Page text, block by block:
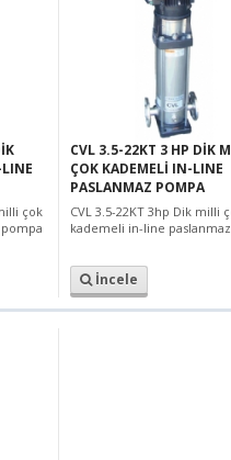
çok
CVL 3.5-22KT 3 HP DİK
ÇOK KADEMELİ IN-LINE
PASLANMAZ POMPA
CVL 3.5-22KT 3hp Dik milli
kademeli in-line
İncele